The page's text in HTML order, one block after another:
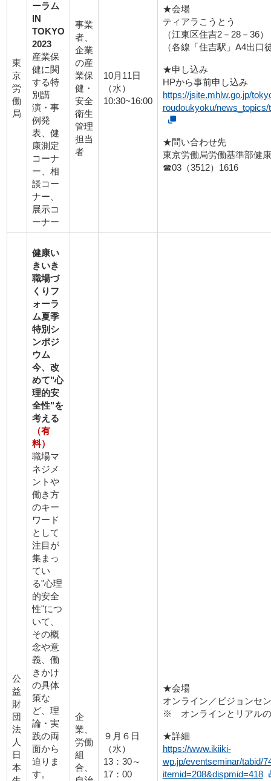
東
京
労
働
局
ーラム
IN
TOKYO
2023
産業保
健に関
する特
別講
演・事
例発
表、健
康測定
コーナ
ー、相
談コー
ナー、
展示コ
ーナー
事業
者、
企業
の産
業保
健・
安全
衛生
管理
担当
者
10月11日
（水）
10:30~16:00
★会場
ティアラこうとう
（江東区住吉2－28－36）
（各線「住吉駅」A4出口
★申し込み
HPから事前申し込み
https://jsite.mhlw.go.jp/
roudoukyoku/
★問い合わせ先
東京労働局労働基準部健
☎03（3512）1616
公
益
財
団
法
人
日
本
健康い
きいき
職場づ
くりフ
ォーラ
ム夏季
特別シ
ンポジ
ウム
今、改
めて"心
理的安
全性"を
考える
（有
料）
職場マ
ネジメ
ントや
働き方
のキー
ワード
として
注目が
集まっ
てい
る"心理
的安全
性"につ
いて、
その概
念や意
義、働
きかけ
の具体
策な
ど、理
論・実
践の両
面から
迫りま
す。
企
業、
労働
組
合、
９月６日
（水）
13：30～
17：00
★会場
オンライン／ビジョンセ
※ オンラインとリアルの
★詳細
https://www.ikiiki-
wp.jp/eventseminar/tabid/
itemid=208&dispmid=418